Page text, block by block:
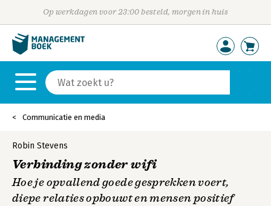
Op werkdagen voor 23:00 besteld, morgen in huis
Communicatie en media
Robin Stevens
Verbinding zonder wifi
Hoe je opvallend goede gesprekken voert,
diepe relaties opbouwt en mensen positief